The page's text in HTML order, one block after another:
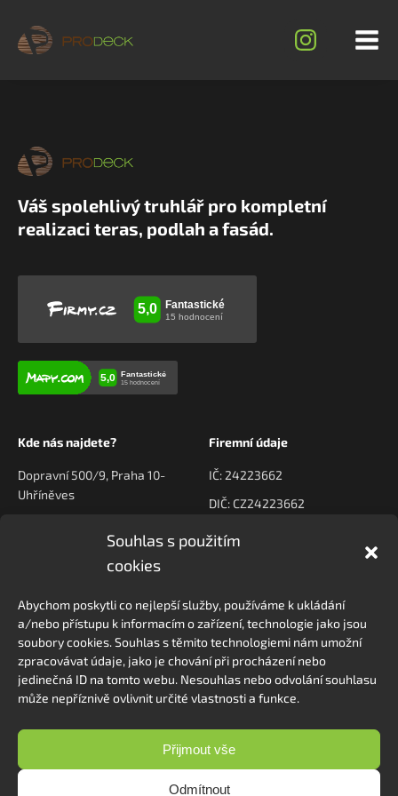
Souhlas s použitím
cookies
Abychom poskytli co nejlepší služby, používáme k ukládání
a/nebo přístupu k informacím o zařízení, technologie jako jsou
soubory cookies. Souhlas s těmito technologiemi nám umožní
zpracovávat údaje, jako je chování při procházení nebo
jedinečná ID na tomto webu. Nesouhlas nebo odvolání souhlasu
může nepříznivě ovlivnit určité vlastnosti a funkce.
Přijmout vše
Odmítnout
Váš spolehlivý truhlář pro kompletní
realizaci teras, podlah a fasád.
Kde nás najdete?
Dopravní 500/9, Praha 10-
Uhříněves
Firemní údaje
IČ: 24223662
DIČ: CZ24223662
Kontaktujte nás
+420 778 222 800
Navigace
O nás
Kontakt